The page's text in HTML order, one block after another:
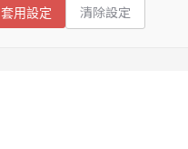
套用設定 清除設定